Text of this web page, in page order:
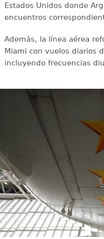
Estados Unidos donde
encuentros
Además, la línea aérea
Miami con vuelos diarios
incluyendo frecuencias